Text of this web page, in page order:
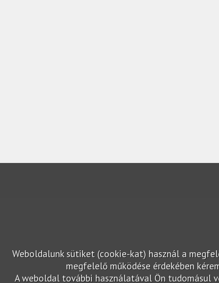
Weboldalunk sütiket (cookie-kat) használ a
megfelelő működése érdekében
A weboldal további használatával Ön tudomásul